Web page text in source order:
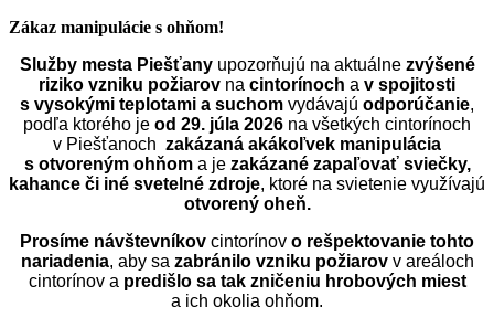
Zákaz manipulácie s ohňom!
Služby mesta Piešťanyupozorňujú na aktuálne zvýšené
riziko vzniku požiarov na cintorínoch a v spojitosti
s vysokými teplotami a suchom vydávajú odporúčanie,
podľa ktorého je od 29. júla 2026 na všetkých cintorínoch
v Piešťanoch zakázaná akákoľvek manipulácia
s otvoreným ohňoma je zakázané zapaľovať sviečky,
kahance či iné svetelné zdroje, ktoré na svietenie využívajú
otvorený oheň.
Prosíme návštevníkov cintorínov o rešpektovanie tohto
nariadenia, aby sa zabránilo vzniku požiarovv areáloch
cintorínov a predišlo sa tak zničeniu hrobových miest
a ich okolia ohňom.